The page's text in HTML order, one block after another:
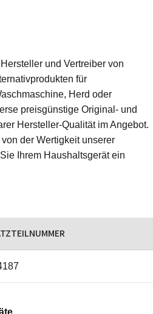
und Vertreiber von
für
Herd oder
preisgünstige Original- und
Hersteller-Qualität im Angebot.
der Wertigkeit unserer
Ihrem Haushaltsgerät ein